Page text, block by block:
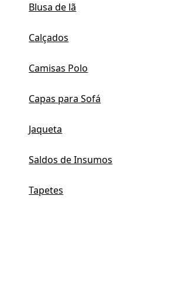
Blusa de lã
Calçados
Camisas Polo
Capas para Sofá
Jaqueta
Saldos de Insumos
Tapetes